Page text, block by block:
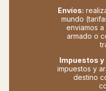
Envíos:
mundo
enviamos
armado o
Impuestos y
impuestos y
destino